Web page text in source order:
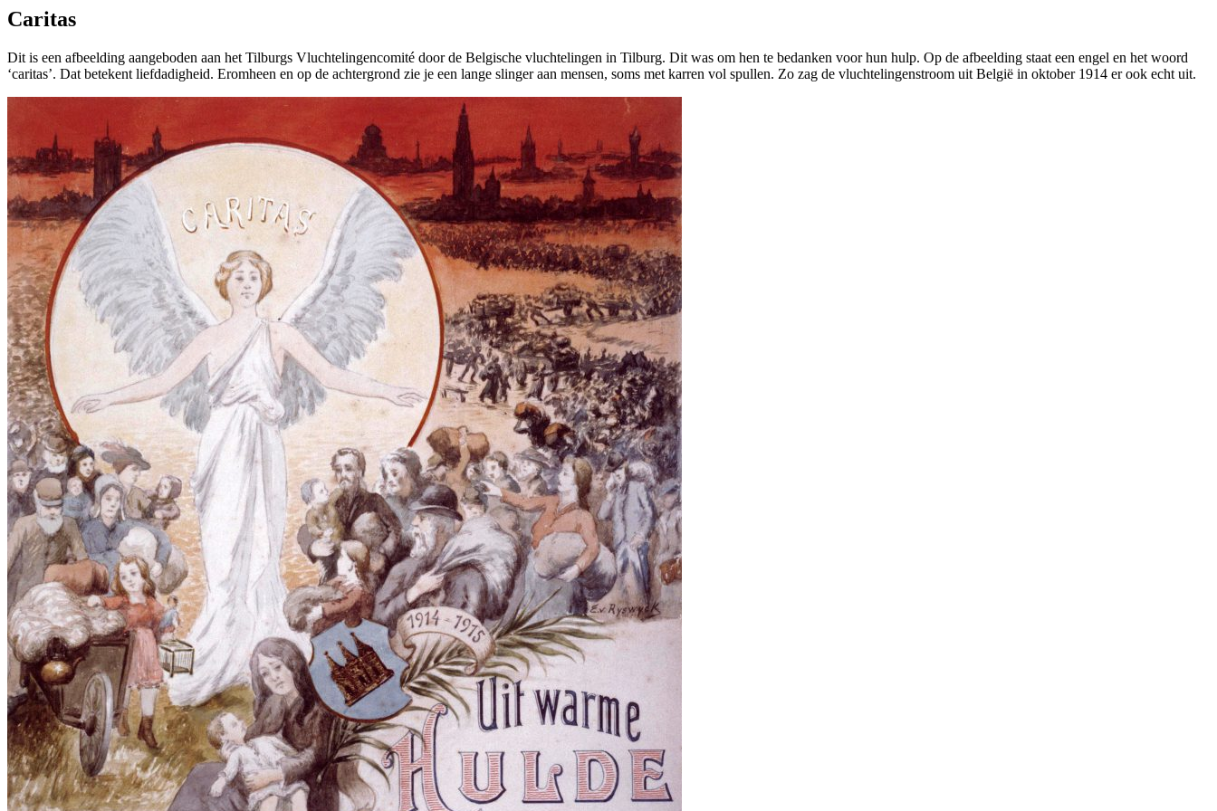
Caritas
Dit is een afbeelding aangeboden aan het Tilburgs Vluchtelingencomité door de Belgische vluchtelingen in Tilburg. Dit was om hen te bedanken voor hun hulp. Op de afbeelding staat een engel en het woord
‘caritas’. Dat betekent liefdadigheid. Eromheen en op de achtergrond zie je een lange slinger aan mensen, soms met karren vol spullen. Zo zag de vluchtelingenstroom uit België in oktober 1914 er ook echt uit.